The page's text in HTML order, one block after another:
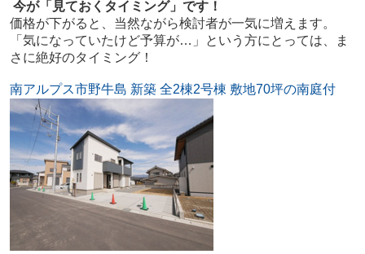
今が「見ておくタイミング」です！
価格が下がると、当然ながら検討者が一気に増えます。
「気になっていたけど予算が…」という方にとっては、ま
さに絶好のタイミング！
南アルプス市野牛島 新築 全2棟2号棟 敷地70坪の南庭付